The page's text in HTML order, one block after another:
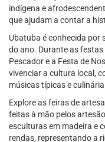
indígena e
que ajudam a contar a
Ubatuba é conhecida por
do ano. Durante as
Pescador e a Festa de
vivenciar a cultura local,
músicas típicas e
Explore as feiras de
feitas à mão pelos
esculturas em madeira e
rendas, representando a